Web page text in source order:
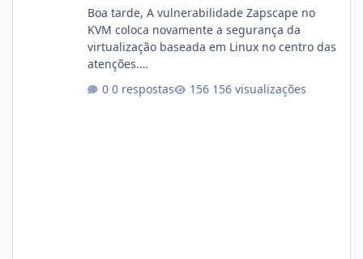
Boa tarde, A vulnerabilidade Zapscape no
KVM coloca novamente a segurança da
virtualização baseada em Linux no centro das
atenções.
https://cloudlinux.statuspage.io/incidents/dlr
xjx23zz5f Criamos uma breve explicação:
0 respostas 156 visualizações